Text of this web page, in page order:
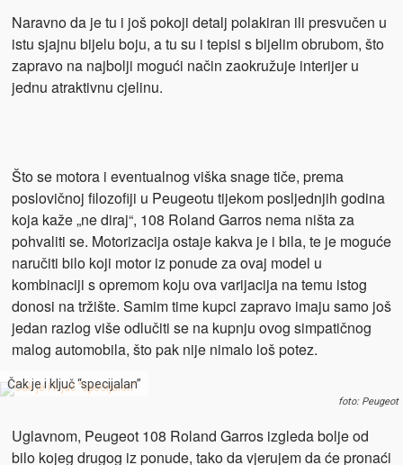
Naravno da je tu i još pokoji detalj polakiran ili presvučen u
istu sjajnu bijelu boju, a tu su i tepisi s bijelim obrubom, što
zapravo na najbolji mogući način zaokružuje interijer u
jednu atraktivnu cjelinu.
Što se motora i eventualnog viška snage tiče, prema
poslovičnoj filozofiji u Peugeotu tijekom posljednjih godina
koja kaže „ne diraj“, 108 Roland Garros nema ništa za
pohvaliti se. Motorizacija ostaje kakva je i bila, te je moguće
naručiti bilo koji motor iz ponude za ovaj model u
kombinaciji s opremom koju ova varijacija na temu istog
donosi na tržište. Samim time kupci zapravo imaju samo još
jedan razlog više odlučiti se na kupnju ovog simpatičnog
malog automobila, što pak nije nimalo loš potez.
Čak je i ključ “specijalan”
foto: Peugeot
Uglavnom, Peugeot 108 Roland Garros izgleda bolje od
bilo kojeg drugog iz ponude, tako da vjerujem da će pronaći